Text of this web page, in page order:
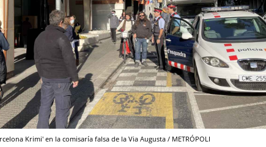
Krimi' en la comisaría falsa de la Via Augusta / METRÓPOLI